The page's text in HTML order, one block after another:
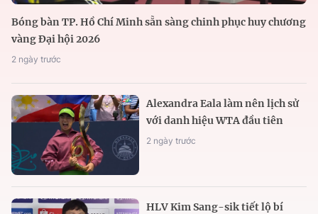
Bóng bàn TP. Hồ Chí Minh sẵn sàng chinh phục huy chương
vàng Đại hội 2026
2 ngày trước
Alexandra Eala làm nên lịch sử
với danh hiệu WTA đầu tiên
2 ngày trước
HLV Kim Sang-sik tiết lộ bí